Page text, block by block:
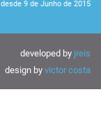
desde 9 de Junho de 2015
developed by jreis
design by victor costa